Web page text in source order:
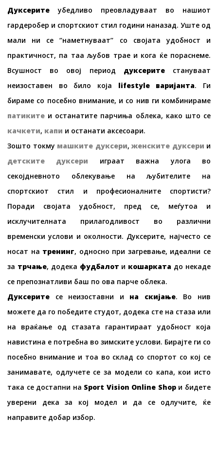
Дуксерите убедливо преовладуваат во нашиот
гардеробер и спортскиот стил години наназад. Уште од
мали ни се ‘’наметнуваат’’ со својата удобност и
практичност, па таа љубов трае и кога ќе пораснеме.
Всушност во овој период дуксеритестануваат
неизоставен во било која lifestyle варијанта. Ги
бираме со посебно внимание, и со нив ги комбинираме
патиките и останатите парчиња облека, како што се
качкети, капи и останати аксесоари.
Зошто токму машките дуксери,женските дуксери и
детските дуксери играат важна улога во
секојдневното облекување на љубителите на
спортскиот стил и професионалните спортисти?
Поради својата удобност, пред се, меѓутоа и
исклучителната прилагодливост во различни
временски услови и околности. Дуксерите, најчесто се
носат на тренинг, односно при загревање, идеални се
за трчање, додека фудбалот и кошарката до некаде
се препознатливи баш по ова парче облека.
Дуксерите се неизоставни и на скијање. Во нив
можете да го победите студот, додека сте на стаза или
на враќање од стазата гарантираат удобност која
навистина е потребна во зимските услови. Бирајте ги со
посебно внимание и тоа во склад со спортот со кој се
занимавате, одлучете се за модели со капа, кои исто
така се достапни на Sport Vision Online Shopи бидете
уверени дека за кој модел и да се одлучите, ќе
направите добар избор.